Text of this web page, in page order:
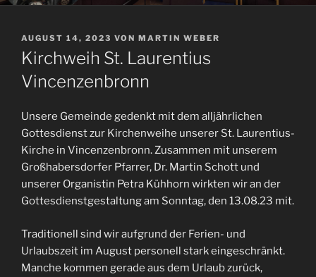
VERÖFFENTLICHT
AM
AUGUST 14, 2023 VON MARTIN WEBER
Kirchweih St. Laurentius
Vincenzenbronn
Unsere Gemeinde gedenkt mit dem alljährlichen
Gottesdienst zur Kirchenweihe unserer St. Laurentius-
Kirche in Vincenzenbronn. Zusammen mit unserem
Großhabersdorfer Pfarrer, Dr. Martin Schott und
unserer Organistin Petra Kühhorn wirkten wir an der
Gottesdienstgestaltung am Sonntag, den 13.08.23 mit.
Traditionell sind wir aufgrund der Ferien- und
Urlaubszeit im August personell stark eingeschränkt.
Manche kommen gerade aus dem Urlaub zurück,